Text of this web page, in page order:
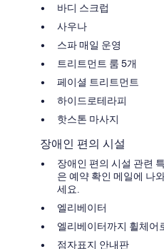
바디 스크럽
사우나
스파 매일 운영
트리트먼트 룸 5개
페이셜 트리트먼트
하이드로테라피
핫스톤 마사지
장애인 편의 시설
장애인 편의 시설 관련
은 예약 확인 메일에 나
세요.
엘리베이터
엘리베이터까지 휠체어
점자표지 안내판